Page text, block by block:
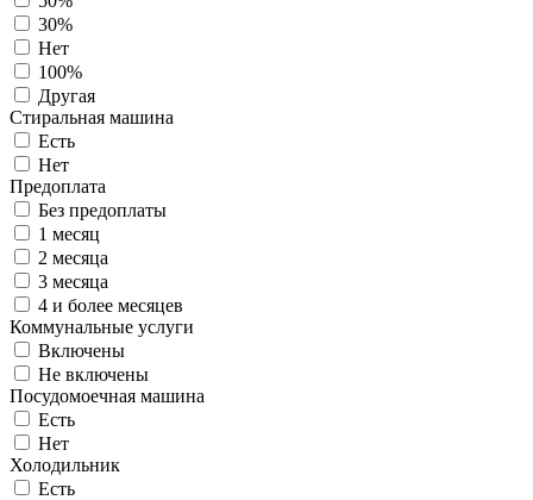
30%
Нет
100%
Другая
Стиральная машина
Есть
Нет
Предоплата
Без предоплаты
1 месяц
2 месяца
3 месяца
4 и более месяцев
Коммунальные услуги
Включены
Не включены
Посудомоечная машина
Есть
Нет
Холодильник
Есть